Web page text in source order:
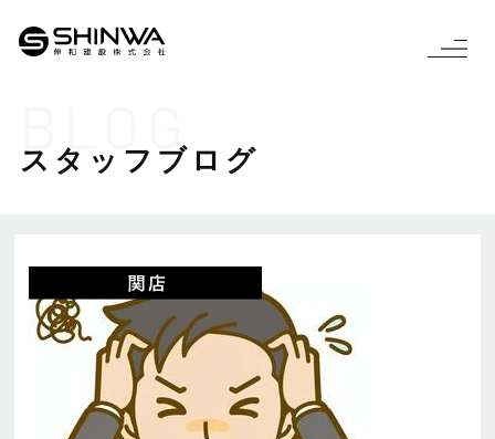
BLOG
スタッフブログ